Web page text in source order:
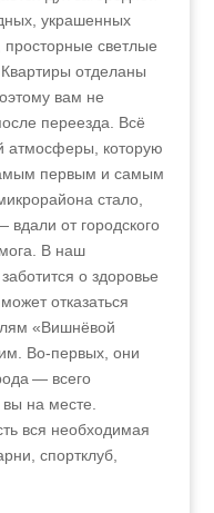
украшенных
просторные светлые
отделаны
вам не
переезда. Всё
атмосферы, которую
первым и самым
стало,
от городского
В наш
о здоровье
отказаться
«Вишнёвой
Во‑первых, они
— всего
на месте.
вся необходимая
спортклуб,